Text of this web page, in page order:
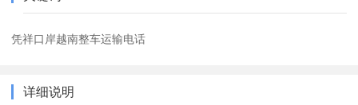
凭祥口岸越南整车运输电话
详细说明